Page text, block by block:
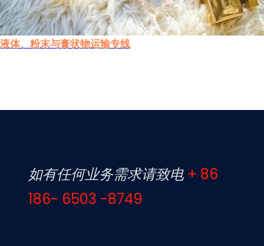
液体、粉末与膏状物运输专线
如有任何业务需求请致电 + 86
186- 6503 -8749